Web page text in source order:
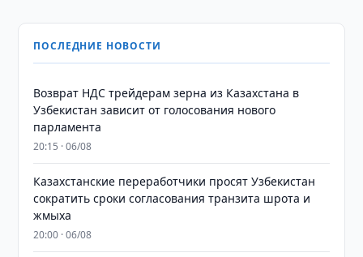
ПОСЛЕДНИЕ НОВОСТИ
Возврат НДС трейдерам зерна из Казахстана в
Узбекистан зависит от голосования нового
парламента
20:15 · 06/08
Казахстанские переработчики просят Узбекистан
сократить сроки согласования транзита шрота и
жмыха
20:00 · 06/08